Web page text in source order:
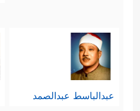
عبدالباسط عبدالصمد